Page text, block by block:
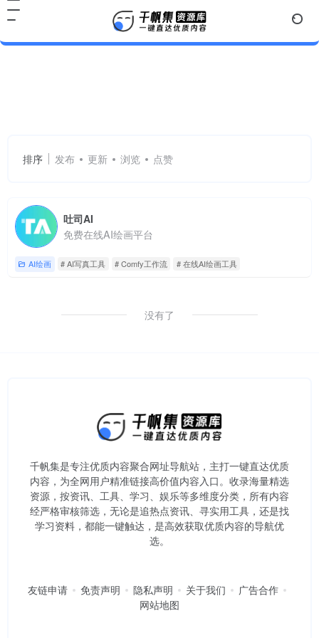
排序 发布 更新 浏览 点赞
吐司AI
免费在线AI绘画平台
AI绘画 # AI写真工具 # Comfy工作流 # 在线AI绘画工具
没有了
千帆集是专注优质内容聚合网址导航站，主打一键直达优质
内容，为全网用户精准链接高价值内容入口。​收录海量精选
资源，按资讯、工具、学习、娱乐等多维度分类，所有内容
经严格审核筛选，无论是追热点资讯、寻实用工具，还是找
学习资料，都能一键触达，是高效获取优质内容的导航优
选。
友链申请 免责声明 隐私声明 关于我们
广告合作
网站地图